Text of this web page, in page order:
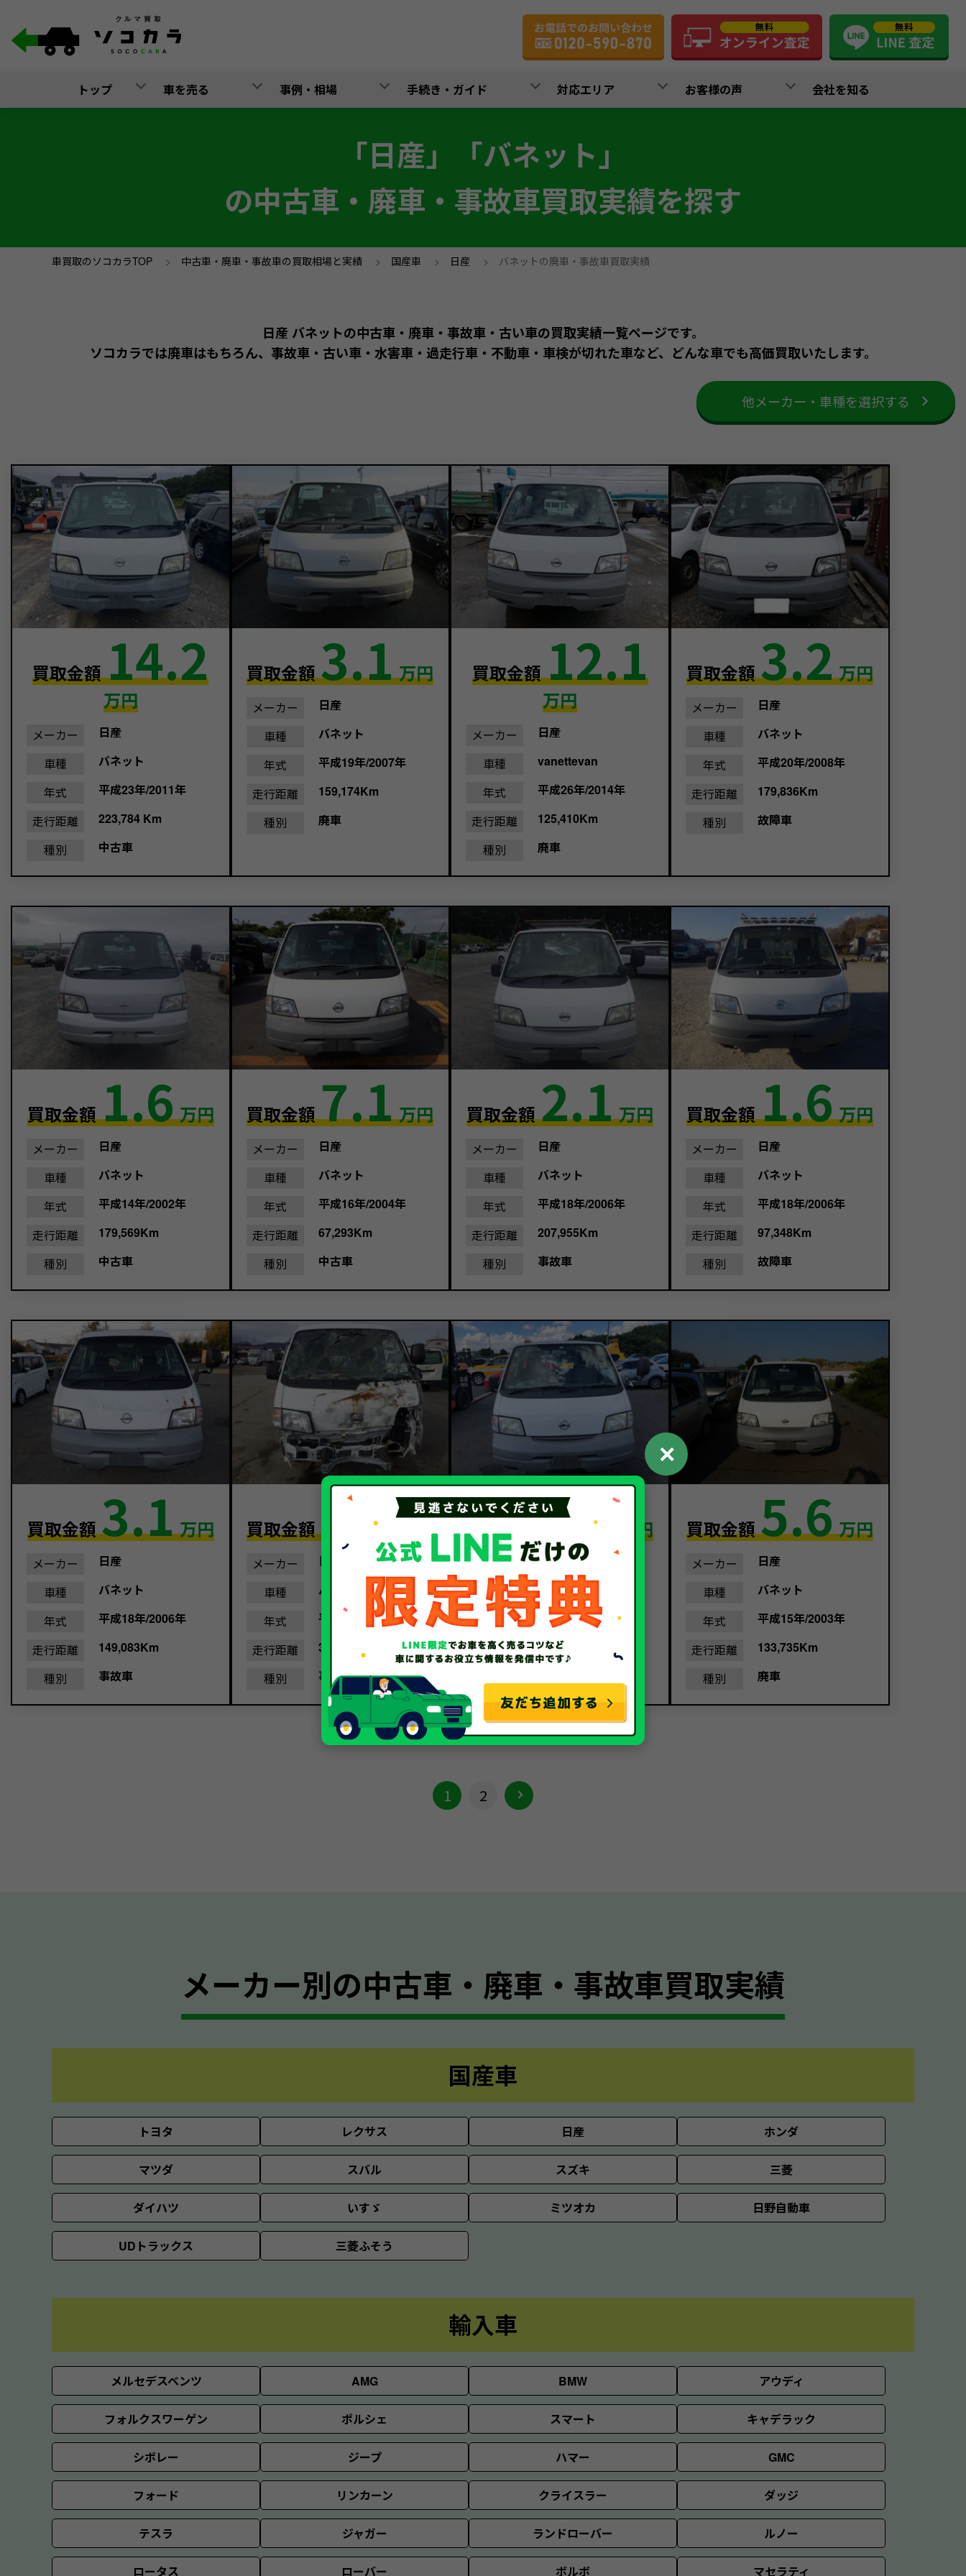
トップ 車を売る 事例・相場 手続き・ガイド 対応エリア お客様の声 会社を知る
「日産」「バネット」
の中古車・廃車・事故車買取実績を探す
車買取のソコカラTOP > 中古車・廃車・事故車の買取相場と実績 > 国産車 > 日産 > バネットの廃車・事故車買取実績
日産 バネットの中古車・廃車・事故車・古い車の買取実績一覧ページです。
ソコカラでは廃車はもちろん、事故車・古い車・水害車・過走行車・不動車・車検が切れた車など、どんな車でも高価買取いたします。
他メーカー・車種を選択する
買取金額14.2
万円
メーカー
日産
車種
バネット
年式
平成23年/2011年
走行距離
223,784 Km
種別
中古車
買取金額3.1 万円
メーカー
日産
車種
バネット
年式
平成19年/2007年
走行距離
159,174Km
種別
廃車
買取金額12.1
万円
メーカー
日産
車種
vanettevan
年式
平成26年/2014年
走行距離
125,410Km
種別
廃車
買取金額3.2 万円
メーカー
日産
車種
バネット
年式
平成20年/2008年
走行距離
179,836Km
種別
故障車
買取金額1.6 万円
メーカー
日産
車種
バネット
年式
平成14年/2002年
走行距離
179,569Km
種別
中古車
買取金額7.1 万円
メーカー
日産
車種
バネット
年式
平成16年/2004年
走行距離
67,293Km
種別
中古車
買取金額2.1 万円
メーカー
日産
車種
バネット
年式
平成18年/2006年
走行距離
207,955Km
種別
事故車
買取金額1.6 万円
メーカー
日産
車種
バネット
年式
平成18年/2006年
走行距離
97,348Km
種別
故障車
買取金額3.1 万円
メーカー
日産
車種
バネット
年式
平成18年/2006年
走行距離
149,083Km
種別
事故車
買取金額6.6 万円
メーカー
日産
車種
バネット
年式
平成28年/2016年
走行距離
3,643Km
種別
事故車
買取金額 7.1 万円
メーカー
日産
車種
バネット
平成19年/2007年
走行距離
112,447Km
種別
買取金額5.6 万円
メーカー
日産
車種
バネット
年式
平成15年/2003年
走行距離
133,735Km
種別
廃車
1 2
メーカー別の中古車・廃車・事故車買取実績
国産車
トヨタ レクサス 日産 ホンダ
マツダ スバル スズキ 三菱
ダイハツ いすゞ ミツオカ 日野自動車
UDトラックス 三菱ふそう
輸入車
メルセデスベンツ AMG BMW アウディ
フォルクスワーゲン ポルシェ スマート キャデラック
シボレー ジープ ハマー GMC
フォード リンカーン クライスラー ダッジ
テスラ ジャガー ランドローバー ルノー
ロータス ローバー ボルボ マセラティ
✕